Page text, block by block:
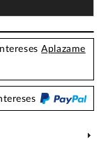
Aplazame